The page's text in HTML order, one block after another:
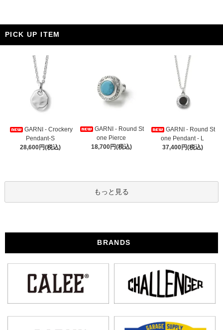
PICK UP ITEM
GARNI - Crockery
Pendant-S
28,600円(税込)
GARNI - Round St
one Pierce
18,700円(税込)
GARNI - Round St
one Pendant - L
37,400円(税込)
もっと見る
BRANDS